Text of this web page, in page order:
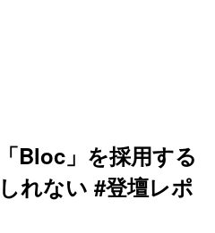
Bloc」を採用する
れない #登壇レポ